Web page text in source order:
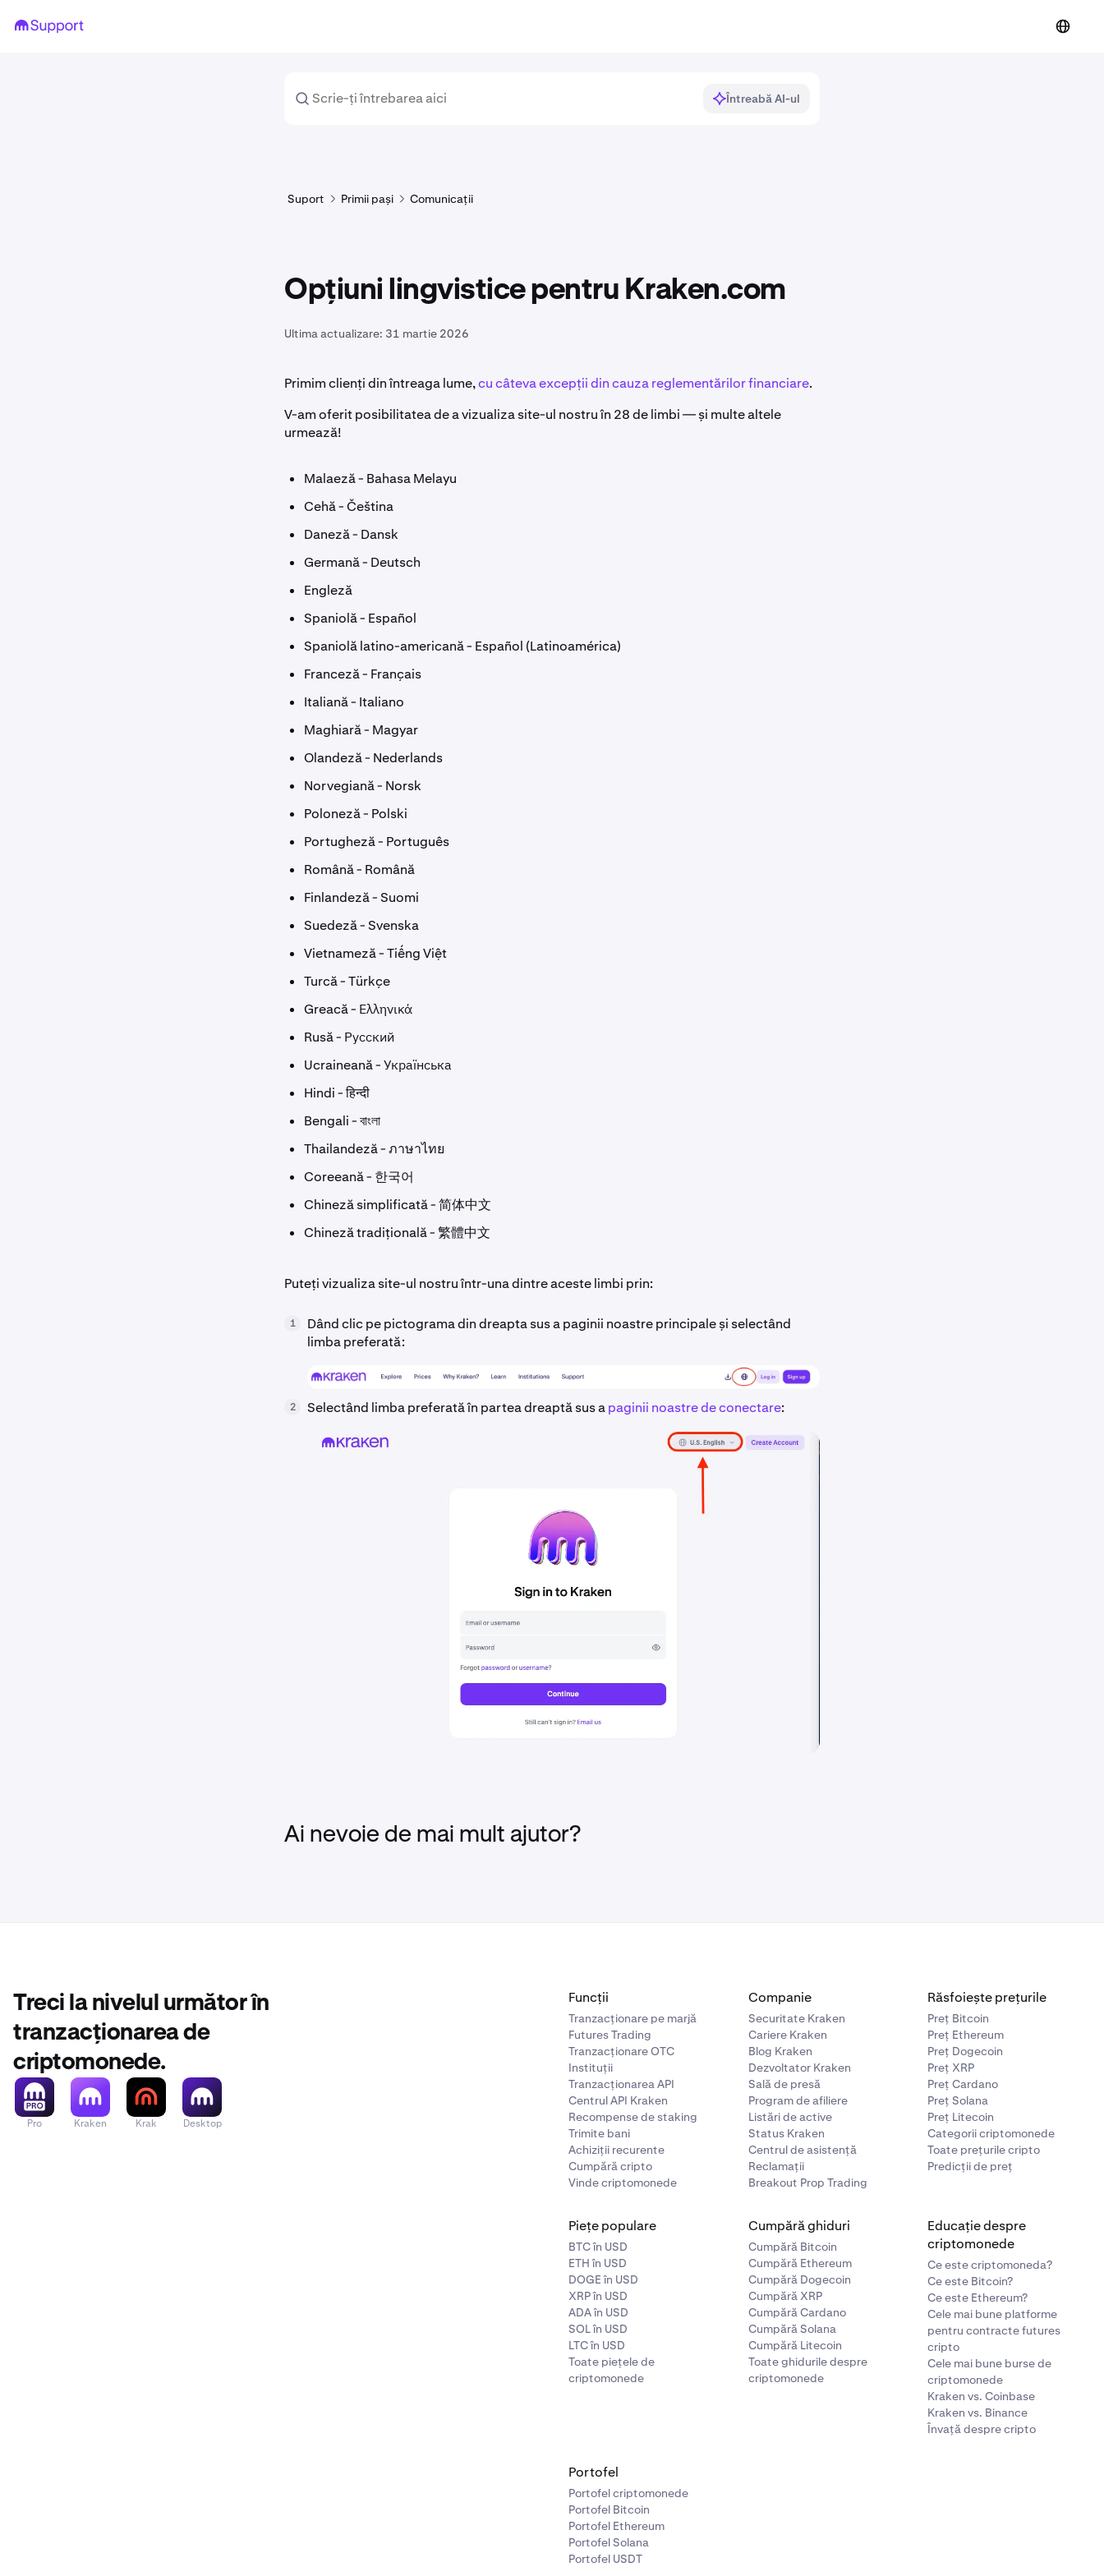
Întreabă AI-ul
Suport Primii pași Comunicații
Opțiuni lingvistice pentru Kraken.com
Ultima actualizare: 31 martie 2026
Primim clienți din întreaga lume,cu câteva excepții din cauza reglementărilor financiare.
V-am oferit posibilitatea de a vizualiza site-ul nostru în 28 de limbi — și multe altele
urmează!
Malaeză - Bahasa Melayu
Cehă - Čeština
Daneză - Dansk
Germană - Deutsch
Engleză
Spaniolă - Español
Spaniolă latino-americană - Español (Latinoamérica)
Franceză - Français
Italiană - Italiano
Maghiară - Magyar
Olandeză - Nederlands
Norvegiană - Norsk
Poloneză - Polski
Portugheză - Português
Română - Română
Finlandeză - Suomi
Suedeză - Svenska
Vietnameză - Tiếng Việt
Turcă - Türkçe
Greacă - Ελληνικά
Rusă - Русский
Ucraineană - Українська
Hindi - हिन्दी
Bengali - বাংলা
Thailandeză - ภาษาไทย
Coreeană - 한국어
Chineză simplificată - 简体中文
Chineză tradițională - 繁體中文
Puteți vizualiza site-ul nostru într-una dintre aceste limbi prin:
1
Dând clic pe pictograma din dreapta sus a paginii noastre principale și selectând
limba preferată:
2 Selectând limba preferată în partea dreaptă sus apaginii noastre de conectare:
Ai nevoie de mai mult ajutor?
Treci la nivelul următor în
tranzacționarea de
criptomonede.
Pro Kraken Krak Desktop
Funcții
Tranzacționare pe marjă
Futures Trading
Tranzacționare OTC
Instituții
Tranzacționarea API
Centrul API Kraken
Recompense de staking
Trimite bani
Achiziții recurente
Cumpără cripto
Vinde criptomonede
Companie
Securitate Kraken
Cariere Kraken
Blog Kraken
Dezvoltator Kraken
Sală de presă
Program de afiliere
Listări de active
Status Kraken
Centrul de asistență
Reclamații
Breakout Prop Trading
Răsfoiește prețurile
Preț Bitcoin
Preț Ethereum
Preț Dogecoin
Preț XRP
Preț Cardano
Preț Solana
Preț Litecoin
Categorii criptomonede
Toate prețurile cripto
Predicții de preț
Piețe populare
BTC în USD
ETH în USD
DOGE în USD
XRP în USD
ADA în USD
SOL în USD
LTC în USD
Toate piețele de
criptomonede
Cumpără ghiduri
Cumpără Bitcoin
Cumpără Ethereum
Cumpără Dogecoin
Cumpără XRP
Cumpără Cardano
Cumpără Solana
Cumpără Litecoin
Toate ghidurile despre
criptomonede
Educație despre
criptomonede
Ce este criptomoneda?
Ce este Bitcoin?
Ce este Ethereum?
Cele mai bune platforme
pentru contracte futures
cripto
Cele mai bune burse de
criptomonede
Kraken vs. Coinbase
Kraken vs. Binance
Învață despre cripto
Portofel
Portofel criptomonede
Portofel Bitcoin
Portofel Ethereum
Portofel Solana
Portofel USDT